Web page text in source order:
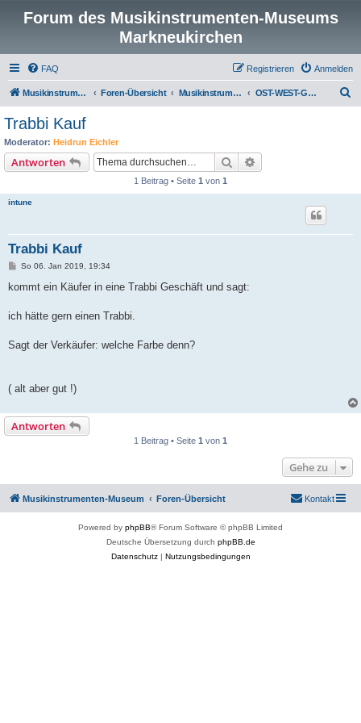
Forum des Musikinstrumenten-Museums
Markneukirchen
FAQ Anmelden
Registrieren
Musikinstrumenten-Museum Foren-Übersicht Musikinstrumentenmuseum Markneukirchen OST-WEST-Geschichte(n)
Trabbi Kauf
Moderator: Heidrun Eichler
Antworten Suche
1 Beitrag • Seite 1 von 1
intune
Trabbi Kauf
B
i
a
So 06. Jan 2019, 19:34
kommt ein Käufer in eine Trabbi Geschäft und sagt:
ich hätte gern einen Trabbi.
Sagt der Verkäufer: welche Farbe denn?
( alt aber gut !)
Antworten
1 Beitrag • Seite 1 von 1
Gehe zu
Musikinstrumenten-Museum Foren-Übersicht Kontakt
Powered by phpBB® Forum Software © phpBB Limited
Deutsche Übersetzung durch phpBB.de
Datenschutz| Nutzungsbedingungen